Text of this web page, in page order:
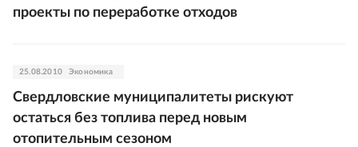
проекты по переработке отходов
25.08.2010 Экономика
Свердловские муниципалитеты рискуют
остаться без топлива перед новым
отопительным сезоном